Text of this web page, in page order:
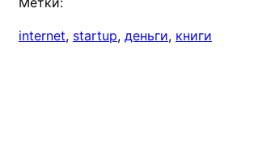
internet, startup, деньги, книги